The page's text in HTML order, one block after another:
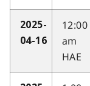
2025-
04-16
12:00
am
HAE